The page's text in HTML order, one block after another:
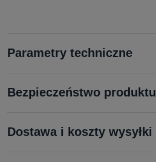
Parametry techniczne
Bezpieczeństwo produktu
Dostawa i koszty wysyłki